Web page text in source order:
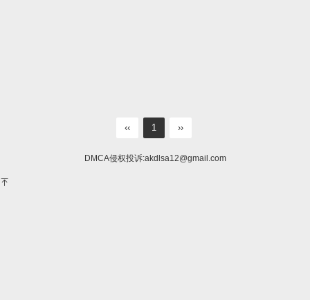
‹‹ 1 ››
DMCA侵权投诉:akdlsa12@gmail.com